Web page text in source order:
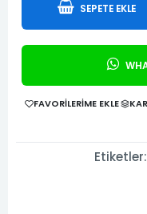
SEPETE EKLE
FAVORILERIME EKLE
Etiketler: